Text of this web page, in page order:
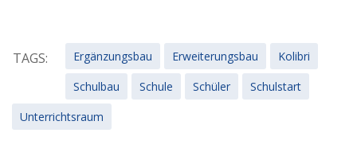
TAGS: Ergänzungsbau Erweiterungsbau
Kolibri
Schulbau
Schule Schüler
Schulstart
Unterrichtsraum